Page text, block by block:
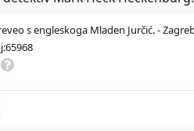
s engleskoga Mladen Jurčić. -